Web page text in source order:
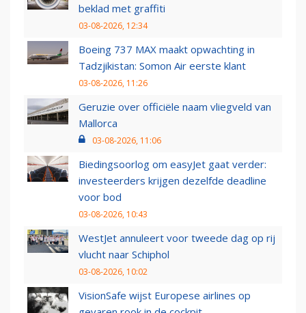
beklad met graffiti
03-08-2026, 12:34
Boeing 737 MAX maakt opwachting in
Tadzjikistan: Somon Air eerste klant
03-08-2026, 11:26
Geruzie over officiële naam vliegveld van
Mallorca
03-08-2026, 11:06
Biedingsoorlog om easyJet gaat verder:
investeerders krijgen dezelfde deadline
voor bod
03-08-2026, 10:43
WestJet annuleert voor tweede dag op rij
vlucht naar Schiphol
03-08-2026, 10:02
VisionSafe wijst Europese airlines op